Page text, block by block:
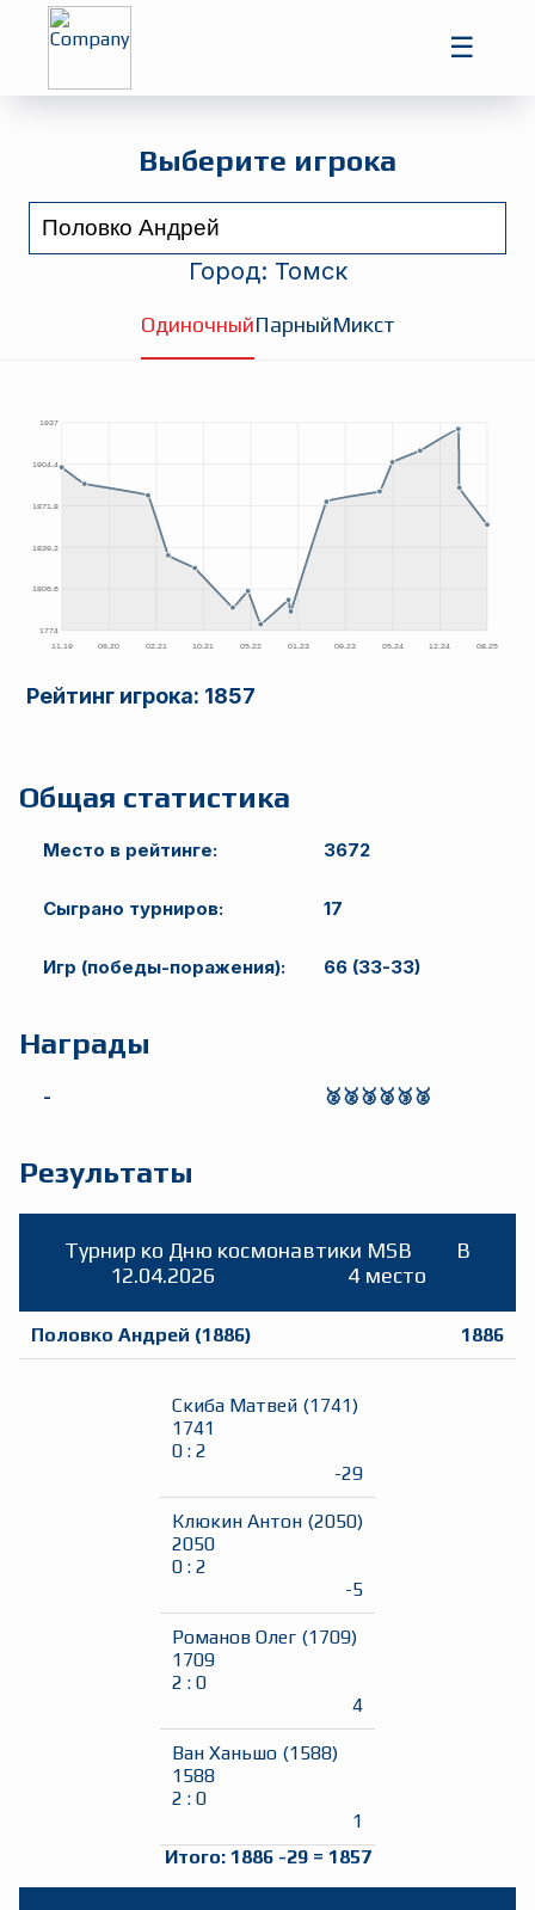
☰
Выберите игрока
Город: Томск
ОдиночныйПарныйМикст
Рейтинг игрока: 1857
Общая статистика
Место в рейтинге: 3672
Сыграно турниров: 17
Игр (победы-поражения): 66 (33-33)
Награды
- 🥈🥈🥉🥈🥉🥈
Результаты
Турнир ко Дню космонавтики MSB
B
12.04.2026
4 место
Половко Андрей (1886) 1886
Скиба Матвей (1741)
1741
0 : 2
-29
Клюкин Антон (2050)
2050
0 : 2
-5
Романов Олег (1709)
1709
2 : 0
4
Ван Ханьшо (1588)
1588
2 : 0
1
Итого: 1886 -29= 1857